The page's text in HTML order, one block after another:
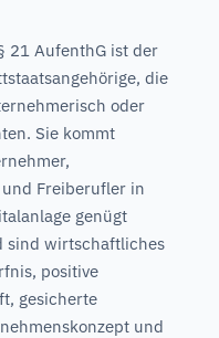
21 AufenthG ist der
die
oder
Sie kommt
Freiberufler in
genügt
sind wirtschaftliches
positive
gesicherte
und